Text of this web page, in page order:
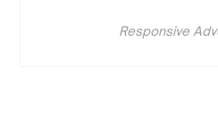
Responsive